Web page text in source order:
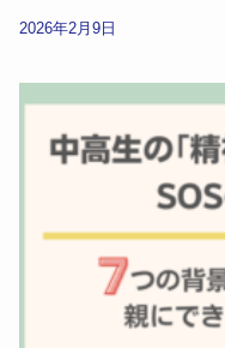
2026年2月9日